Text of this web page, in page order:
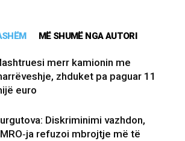
MË SHUMË NGA AUTORI
merr kamionin me
zhduket pa paguar 11
euro
Diskriminimi vazhdon,
refuzoi mbrojtje më të